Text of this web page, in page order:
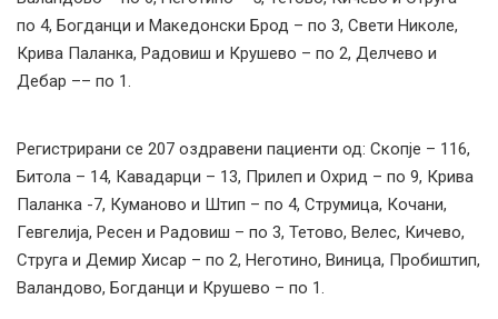
по 4, Богданци и Македонски Брод – по 3, Свети Николе,
Крива Паланка, Радовиш и Крушево – по 2, Делчево и
Дебар –– по 1.
Регистрирани сe 207 оздравени пациенти од: Скопје – 116,
Битола – 14, Кавадарци – 13, Прилеп и Охрид – по 9, Крива
Паланка -7, Куманово и Штип – по 4, Струмица, Кочани,
Гевгелија, Ресен и Радовиш – по 3, Тетово, Велес, Кичево,
Струга и Демир Хисар – по 2, Неготино, Виница, Пробиштип,
Валандово, Богданци и Крушево – по 1.